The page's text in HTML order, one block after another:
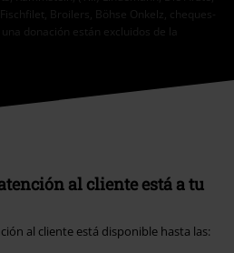
Broilers, Böhse Onkelz, cheques-
donación están excluidos de la
al cliente está a tu
al cliente está disponible hasta las: